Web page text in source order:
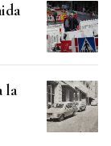
la